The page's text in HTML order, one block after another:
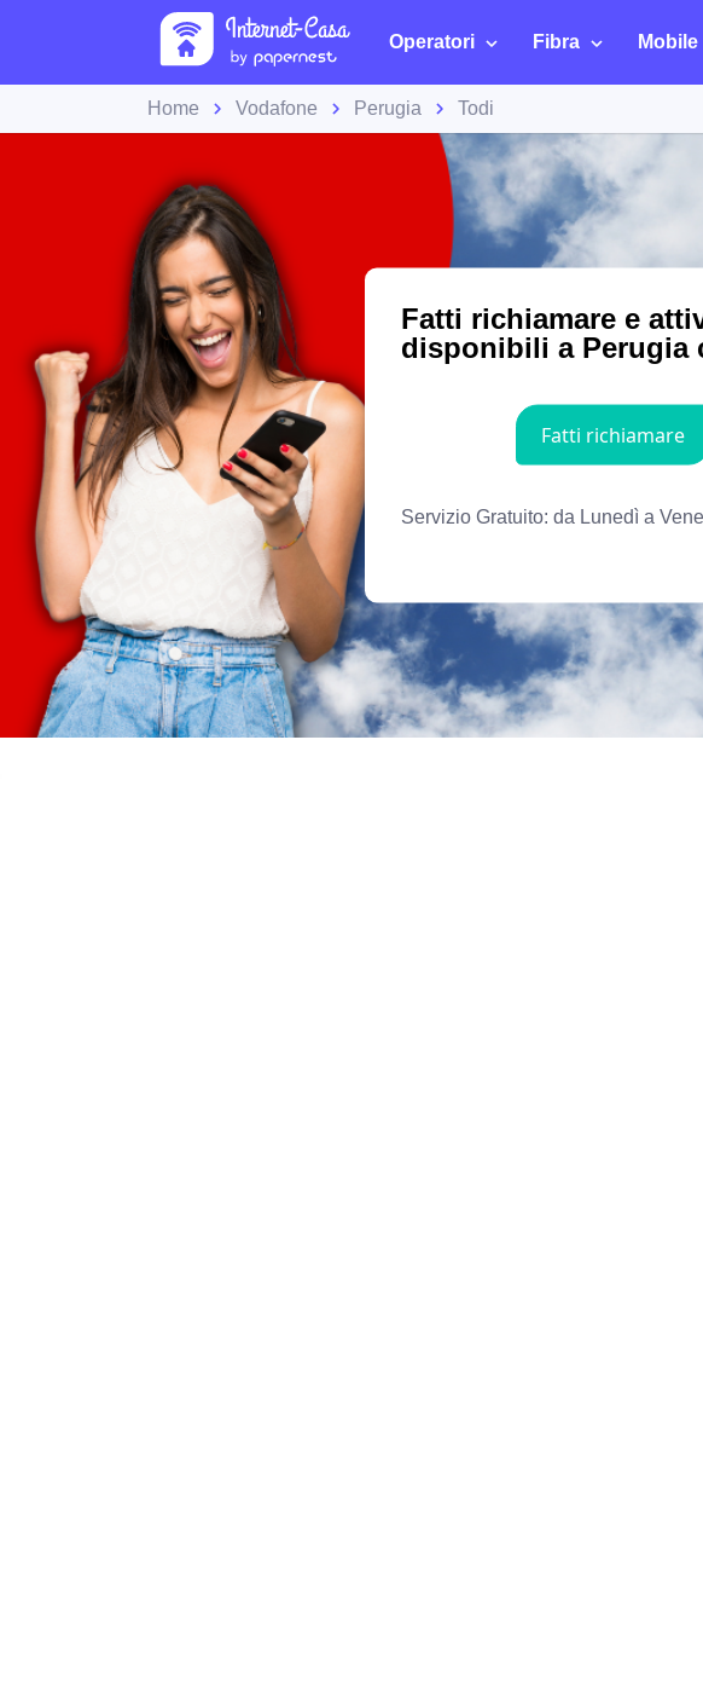
Operatori Fibra Mobile
Home Vodafone Perugia Todi